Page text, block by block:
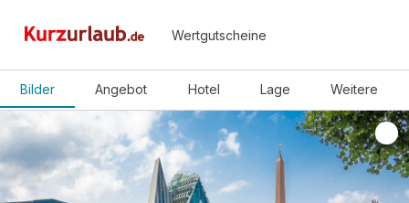
Wertgutscheine
Bilder Angebot Hotel Lage Weitere